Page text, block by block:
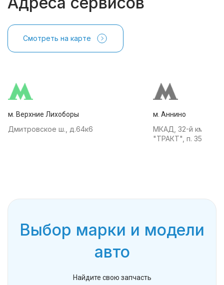
Смотреть на карте
м. Верхние Лихоборы
Дмитровское ш., д.64к6
м. Аннино
МКАД, 32-й км, АТК
"ТРАКТ", п. 35
Выбор марки и модели
авто
Найдите свою запчасть